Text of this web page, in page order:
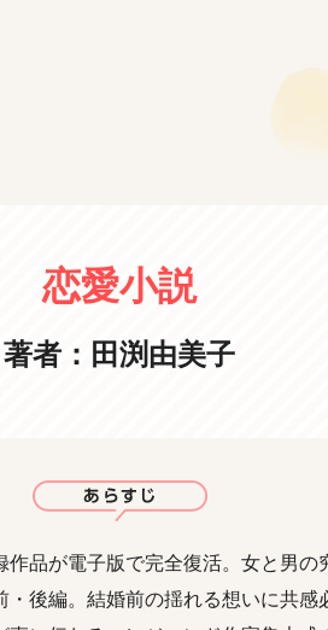
恋愛小説
著者：田渕由美子
作品が電子版で完全復活。女と男の
・後編。結婚前の揺れる想いに共感